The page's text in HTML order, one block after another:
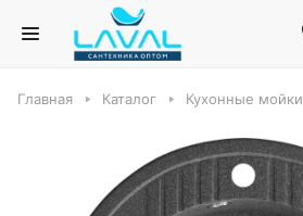
Главная Каталог Кухонные мойки